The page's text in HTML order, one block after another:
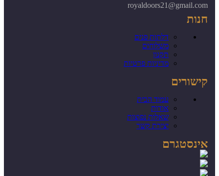
royaldoors21@gmail.com
חנות
דלתות פנים
משלוחים
תקנון
מדיניות פרטיות
קישורים
עמוד הבית
אודות
שאלות נפוצות
יצירת קשר
אינסטגרם